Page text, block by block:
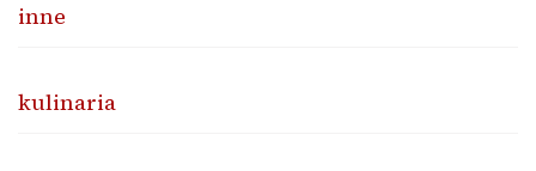
inne
kulinaria